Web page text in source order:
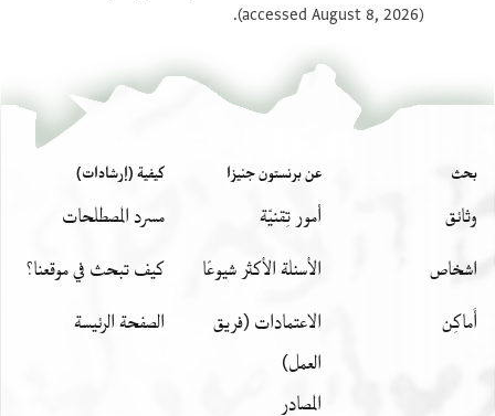
(accessed August 8, 2026).
بحث
وثائق
اشخاص
أَماكِن
عن برنستون جنيزا
أمور تِقنيّة
الأسئلة الأكثر شيوعًا
الاعتمادات (فريق
العمل)
المصادر
كيفية (إرشادات)
مسرد المصطلحات
كيف تبحث في موقعنا؟
الصفحة الرئيسة